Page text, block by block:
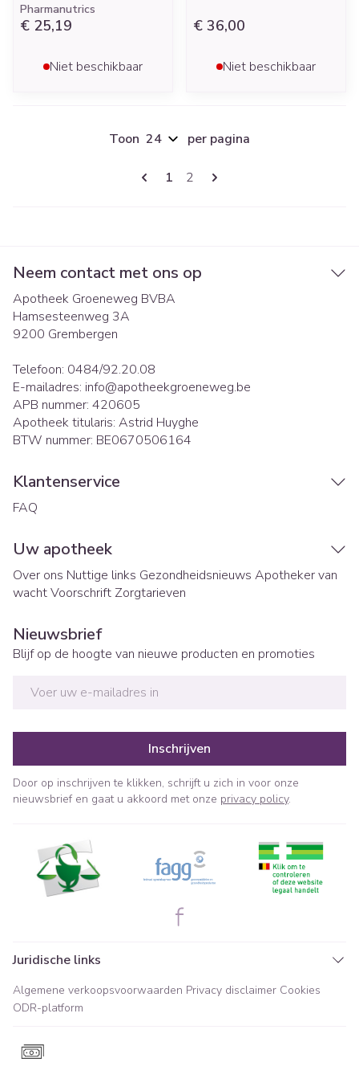
Pharmanutrics
€ 25,19
Niet beschikbaar
€ 36,00
Niet beschikbaar
Pagina's
U lees momenteel pagina
1 Pagina
2
Toon per pagina
Neem contact met ons op
Apotheek Groeneweg BVBA
Hamsesteenweg 3A
9200 Grembergen
Telefoon: 0484/92.20.08
E-mailadres: info@apotheekgroeneweg.be
APB nummer: 420605
Apotheek titularis: Astrid Huyghe
BTW nummer: BE0670506164
Klantenservice
FAQ
Uw apotheek
Over ons Nuttige links Gezondheidsnieuws Apotheker van
wachtVoorschrift Zorgtarieven
Nieuwsbrief
Blijf op de hoogte van nieuwe producten en promoties
Inschrijven
Door op inschrijven te klikken, schrijft u zich in voor onze
nieuwsbrief en gaat u akkoord met onze privacy policy.
Juridische links
Algemene verkoopsvoorwaarden Privacy disclaimer Cookies
ODR-platform